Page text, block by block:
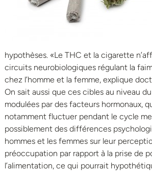
hypothèses. «Le THC et la cigarette
circuits neurobiologiques régulant la
chez l’homme et la femme, explique
On sait aussi que ces cibles au niveau
modulées par des facteurs hormonaux,
notamment fluctuer pendant le cycle
possiblement des différences
hommes et les femmes sur leur
préoccupation par rapport à la prise de
l’alimentation, ce qui pourrait